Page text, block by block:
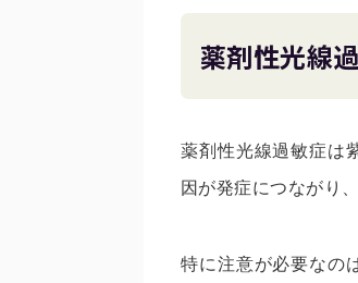
薬剤性光線
薬剤性光線過敏症は
因が発症につながり
特に注意が必要なの